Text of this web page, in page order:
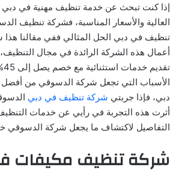
إذا كنت تبحث عن خدمة تنظيف مهنية في دبي
العالية والأسعار المناسبة، فشركة تنظيف
تنظيف في دبي الحل المثالي ففي مقالنا
أعمال هذه الشركة الرائدة في مجال
الأسباب التي تجعل شركة الدسوقي من أفضل
دبي، فإذا جربتي شركة تنظيف في دبي
أثرت هذه التجربة في رأيي عن خدمات التنظيف
التفاصيل لاكتشاف ما يجعل شركة الدسوقي
شركة تنظيف مكيفات